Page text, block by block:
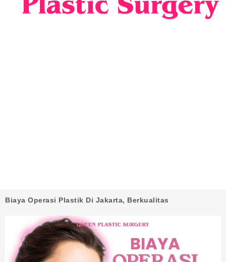
Biaya Operasi Plastik Di Jakarta, Berkualitas